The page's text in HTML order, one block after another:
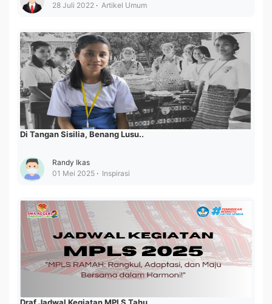
28 Juli 2022
Artikel Umum
Di Tangan Sisilia, Benang Lusu..
Randy Ikas
01 Mei 2025
Inspirasi